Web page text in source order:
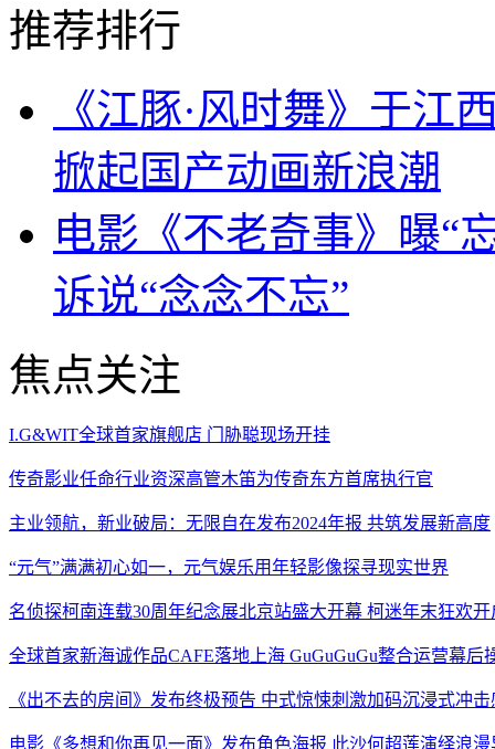
推荐排行
《江豚·风时舞》于江
掀起国产动画新浪潮
电影《不老奇事》曝“
诉说“念念不忘”
焦点关注
I.G&WIT全球首家旗舰店 门胁聪现场开挂
传奇影业任命行业资深高管木笛为传奇东方首席执行官
主业领航，新业破局：无限自在发布2024年报 共筑发展新高度
“元气”满满初心如一，元气娱乐用年轻影像探寻现实世界
名侦探柯南连载30周年纪念展北京站盛大开幕 柯迷年末狂欢开
全球首家新海诚作品CAFE落地上海 GuGuGuGu整合运营幕后
《出不去的房间》发布终极预告 中式惊悚刺激加码沉浸式冲击
电影《多想和你再见一面》发布角色海报 此沙何超莲演绎浪